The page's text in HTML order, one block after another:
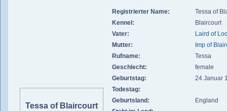
Tessa of Blaircourt
Registrierter Name:
Tessa of
Kennel:
Blaircourt
Vater:
Laird of
Mutter:
Imp of
Rufname:
Tessa
Geschlecht:
female
Geburtstag:
24 Januar
Todestag:
Geburtsland:
England